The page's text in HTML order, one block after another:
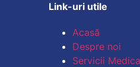
Link-uri utile
Acasă
Despre noi
Servicii